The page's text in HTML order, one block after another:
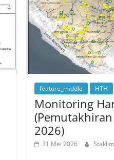
feature_middle HTH
Monitoring
2026)
31 Mei 2026